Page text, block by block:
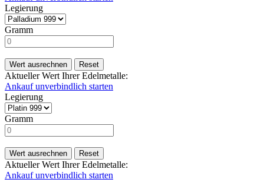
Legierung
Gramm
Wert ausrechnen Reset
Aktueller Wert Ihrer Edelmetalle:
Ankauf unverbindlich starten
Legierung
Gramm
Wert ausrechnen Reset
Aktueller Wert Ihrer Edelmetalle:
Ankauf unverbindlich starten